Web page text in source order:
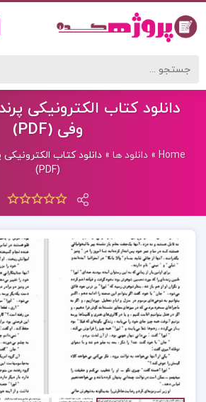
دانلود کتاب الکترونیکی
وفی (PDF)
Home
» دانلود ها » دانلود کتاب
(PDF)